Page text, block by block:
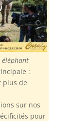
:
de
sur nos
pour